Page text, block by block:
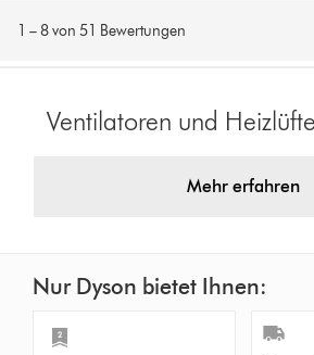
Ventilatoren und
Mehr erfahren
Nur Dyson bietet Ihnen: